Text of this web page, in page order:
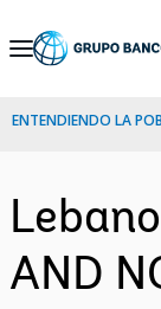
Skip
Navigation
ENTENDIENDO LA
AND